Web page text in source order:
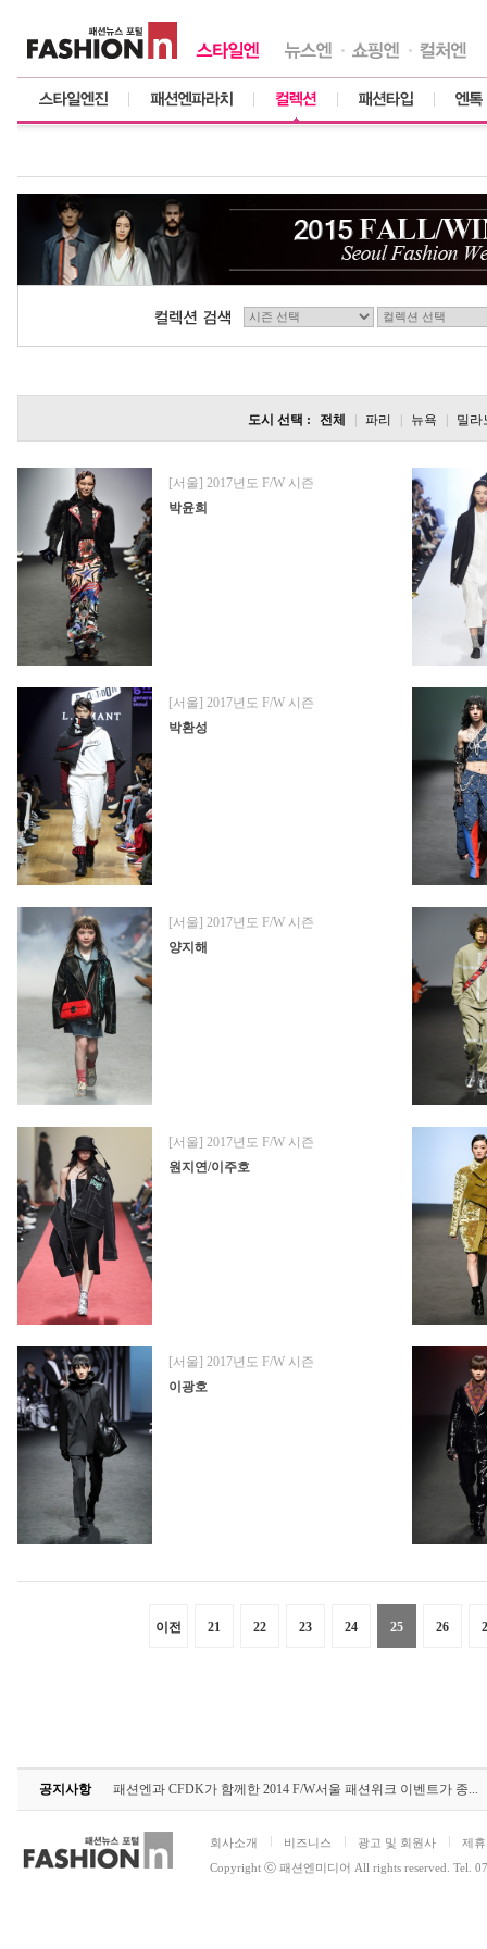
도시 선택 : 전체 파리 뉴욕 밀라
[서울] 2017년도 F/W 시즌
박윤희
[서울] 2017년도 F/W 시즌
박환성
[서울] 2017년도 F/W 시즌
양지해
[서울] 2017년도 F/W 시즌
원지연/이주호
[서울] 2017년도 F/W 시즌
이광호
이전 21 22 23 24 25 26
공지사항 패션엔과 CFDK가 함께한 2014 F/W서울 패션위크 이벤트가 종...
회사소개 비즈니스 광고 및 회원사
제
Copyright ⓒ 패션엔미디어 All rights reserved. Tel.